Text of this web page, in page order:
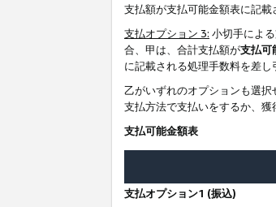
支払額が支払可能金額表に記
支払オプション 3: 小切手によ
合、甲は、合計支払額が支払可
に記載される処理手数料を差し
乙がいずれのオプションも選
支払方法で支払いをするか、獲
支払可能金額表
支払オプション1 (振込)